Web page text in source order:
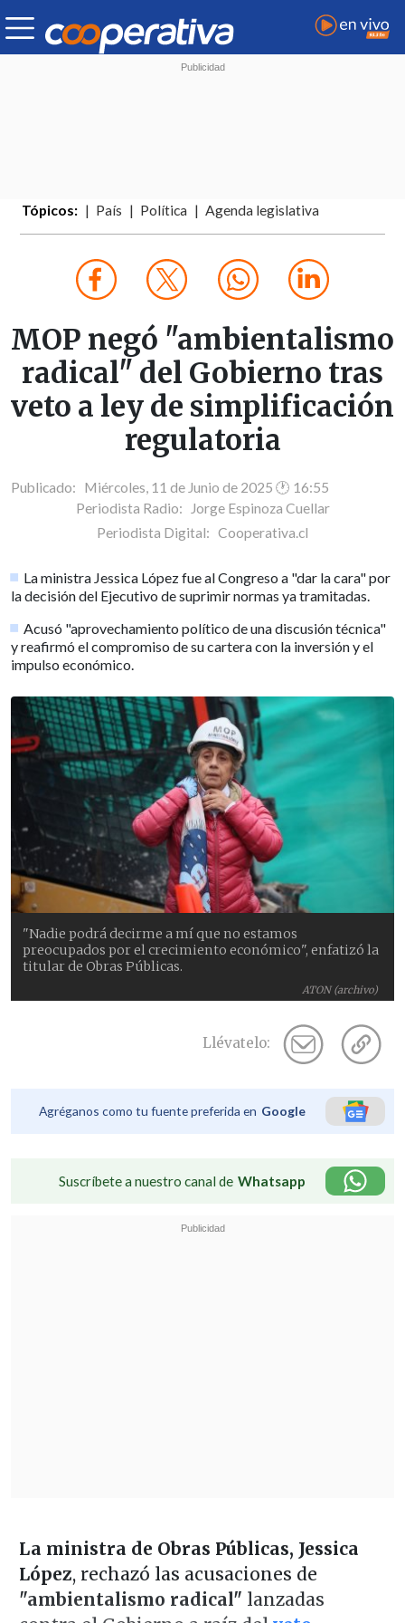
Tópicos: País Política Agenda legislativa
MOP negó "ambientalismo
radical" del Gobierno tras
veto a ley de simplificación
regulatoria
Publicado: Miércoles, 11 de Junio de 2025 🕐 16:55
Periodista Radio:
Jorge Espinoza Cuellar
Periodista Digital: Cooperativa.cl
La ministra Jessica López fue al Congreso a "dar la cara" por
la decisión del Ejecutivo de suprimir normas ya tramitadas.
Acusó "aprovechamiento político de una discusión técnica"
y reafirmó el compromiso de su cartera con la inversión y el
impulso económico.
ATON (archivo)
"Nadie podrá decirme a mí que no estamos
preocupados por el crecimiento económico", enfatizó la
titular de Obras Públicas.
Llévatelo:
Agréganos como tu fuente preferida en Google
Suscríbete a nuestro canal de Whatsapp
La ministra de Obras Públicas, Jessica
López, rechazó las acusaciones de
"ambientalismo radical" lanzadas